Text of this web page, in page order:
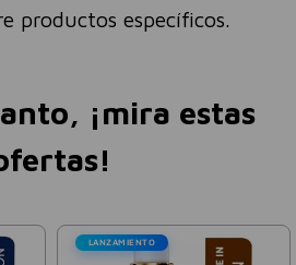
productos específicos.
¡mira estas
LANZAMIENTO